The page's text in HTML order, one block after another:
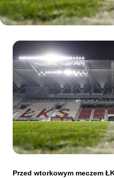
Kibice
SKLEP
Przed wtorkowym meczem